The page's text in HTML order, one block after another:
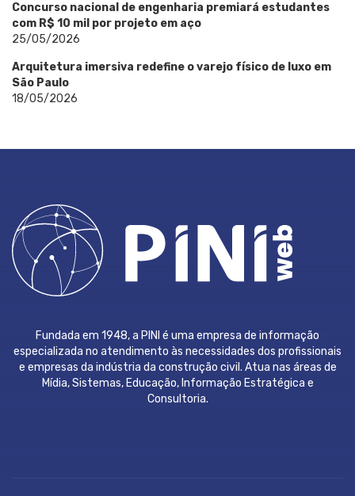
Concurso nacional de engenharia premiará estudantes
com R$ 10 mil por projeto em aço
25/05/2026
Arquitetura imersiva redefine o varejo físico de luxo em
São Paulo
18/05/2026
Fundada em 1948, a PINI é uma empresa de informação
especializada no atendimento às necessidades dos profissionais
e empresas da indústria da construção civil. Atua nas áreas de
Mídia, Sistemas, Educação, Informação Estratégica e
Consultoria.